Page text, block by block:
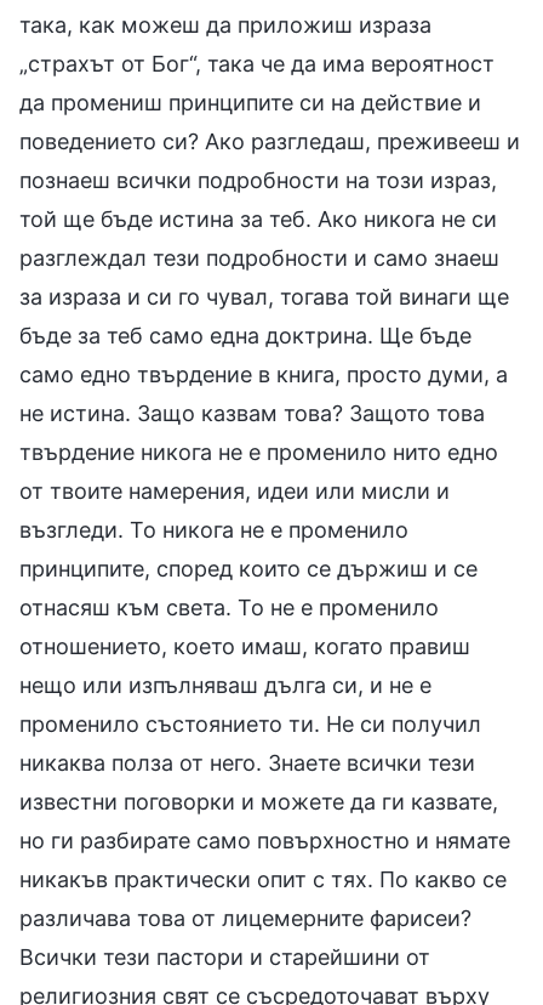
така, как можеш да приложиш израза
„страхът от Бог“, така че да има вероятност
да промениш принципите си на действие и
поведението си? Ако разгледаш, преживееш и
познаеш всички подробности на този израз,
той ще бъде истина за теб. Ако никога не си
разглеждал тези подробности и само знаеш
за израза и си го чувал, тогава той винаги ще
бъде за теб само една доктрина. Ще бъде
само едно твърдение в книга, просто думи, а
не истина. Защо казвам това? Защото това
твърдение никога не е променило нито едно
от твоите намерения, идеи или мисли и
възгледи. То никога не е променило
принципите, според които се държиш и се
отнасяш към света. То не е променило
отношението, което имаш, когато правиш
нещо или изпълняваш дълга си, и не е
променило състоянието ти. Не си получил
никаква полза от него. Знаете всички тези
известни поговорки и можете да ги казвате,
но ги разбирате само повърхностно и нямате
никакъв практически опит с тях. По какво се
различава това от лицемерните фарисеи?
Всички тези пастори и старейшини от
религиозния свят се съсредоточават върху